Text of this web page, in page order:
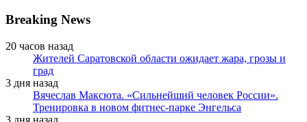
Breaking News
20 часов назад
Жителей Саратовской области ожидает жара, грозы и
град
3 дня назад
Вячеслав Максюта. «Сильнейший человек России».
Тренировка в новом фитнес-парке Энгельса
3 дня назад